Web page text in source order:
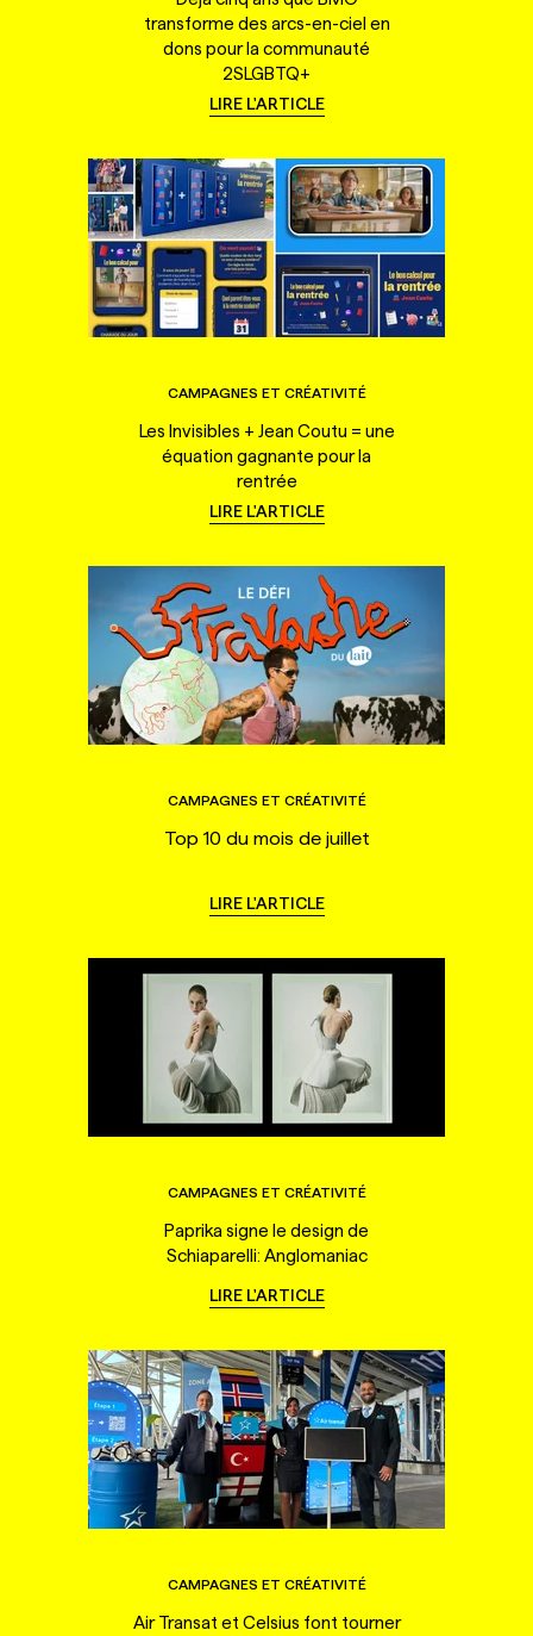
transforme des arcs-en-ciel en
dons pour la communauté
2SLGBTQ+
LIRE L'ARTICLE
CAMPAGNES ET CRÉATIVITÉ
Les Invisibles + Jean Coutu = une
équation gagnante pour la
rentrée
LIRE L'ARTICLE
CAMPAGNES ET CRÉATIVITÉ
Top 10 du mois de juillet
LIRE L'ARTICLE
CAMPAGNES ET CRÉATIVITÉ
Paprika signe le design de
Schiaparelli: Anglomaniac
LIRE L'ARTICLE
CAMPAGNES ET CRÉATIVITÉ
Air Transat et Celsius font tourner